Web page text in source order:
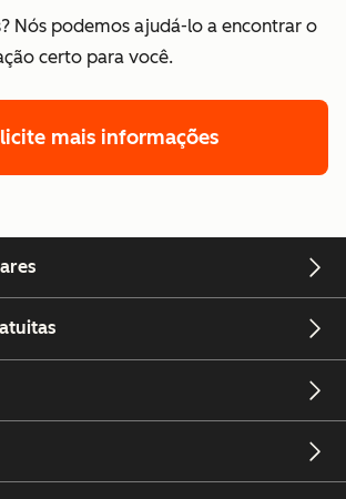
Nós podemos ajudá-lo a encontrar o
certo para você.
mais informações